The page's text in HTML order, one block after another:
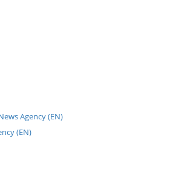
Agency (EN)
(EN)